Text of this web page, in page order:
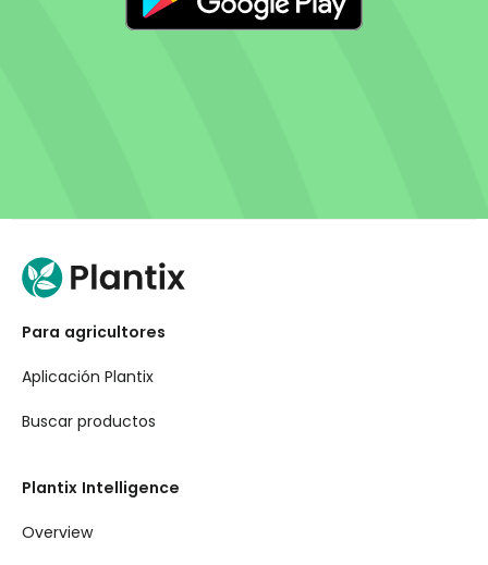
Para agricultores
Aplicación Plantix
Buscar productos
Plantix Intelligence
Overview